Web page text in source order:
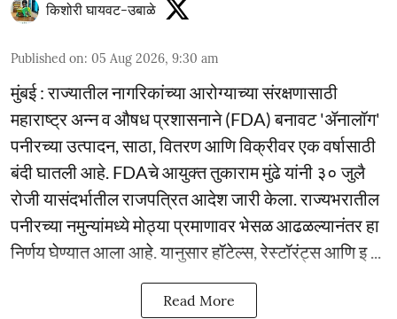
किशोरी घायवट-उबाळे
Published on: 05 Aug 2026, 9:30 am
मुंबई : राज्यातील नागरिकांच्या आरोग्याच्या संरक्षणासाठी
महाराष्ट्र अन्न व औषध प्रशासनाने (FDA) बनावट 'ॲनालॉग'
पनीरच्या उत्पादन, साठा, वितरण आणि विक्रीवर एक वर्षासाठी
बंदी घातली आहे. FDAचे आयुक्त तुकाराम मुंढे यांनी ३० जुलै
रोजी यासंदर्भातील राजपत्रित आदेश जारी केला. राज्यभरातील
पनीरच्या नमुन्यांमध्ये मोठ्या प्रमाणावर भेसळ आढळल्यानंतर हा
निर्णय घेण्यात आला आहे. यानुसार हॉटेल्स, रेस्टॉरंट्स आणि इ ...
Read More